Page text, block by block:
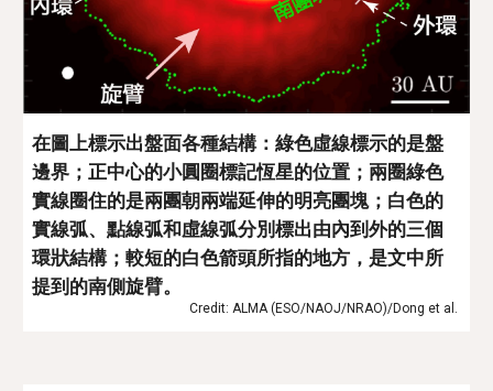
在圖上標示出盤面各種結構：綠色虛線標示的是盤
邊界；正中心的小圓圈標記恆星的位置；兩圈綠色
實線圈住的是兩團朝兩端延伸的明亮團塊；白色的
實線弧、點線弧和虛線弧分別標出由內到外的三個
環狀結構；較短的白色箭頭所指的地方，是文中所
提到的南側旋臂。
Credit: ALMA (ESO/NAOJ/NRAO)/Dong et al.